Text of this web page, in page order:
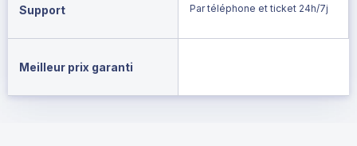
Support Par téléphone et ticket 24h/7j
Meilleur prix garanti